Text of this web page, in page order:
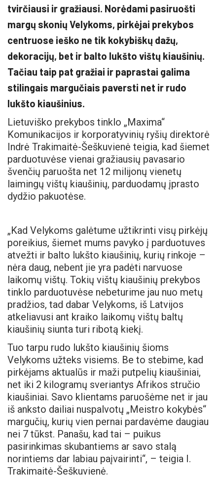
tvirčiausi ir gražiausi. Norėdami pasiruošti
margų skonių Velykoms, pirkėjai prekybos
centruose ieško ne tik kokybiškų dažų,
dekoracijų, bet ir balto lukšto vištų kiaušinių.
Tačiau taip pat gražiai ir paprastai galima
stilingais margučiais paversti net ir rudo
lukšto kiaušinius.
Lietuviško prekybos tinklo „Maxima“
Komunikacijos ir korporatyvinių ryšių direktorė
Indrė Trakimaitė-Šeškuvienė teigia, kad šiemet
parduotuvėse vienai gražiausių pavasario
švenčių paruošta net 12 milijonų vienetų
laimingų vištų kiaušinių, parduodamų įprasto
dydžio pakuotėse.
„Kad Velykoms galėtume užtikrinti visų pirkėjų
poreikius, šiemet mums pavyko į parduotuves
atvežti ir balto lukšto kiaušinių, kurių rinkoje –
nėra daug, nebent jie yra padėti narvuose
laikomų vištų. Tokių vištų kiaušinių prekybos
tinklo parduotuvėse nebeturime jau nuo metų
pradžios, tad dabar Velykoms, iš Latvijos
atkeliavusi ant kraiko laikomų vištų baltų
kiaušinių siunta turi ribotą kiekį.
Tuo tarpu rudo lukšto kiaušinių šioms
Velykoms užteks visiems. Be to stebime, kad
pirkėjams aktualūs ir maži putpelių kiaušiniai,
net iki 2 kilogramų sveriantys Afrikos stručio
kiaušiniai. Savo klientams paruošėme net ir jau
iš anksto dailiai nuspalvotų „Meistro kokybės“
margučių, kurių vien pernai pardavėme daugiau
nei 7 tūkst. Panašu, kad tai – puikus
pasirinkimas skubantiems ar savo stalą
norintiems dar labiau paįvairinti“, – teigia I.
Trakimaitė-Šeškuvienė.